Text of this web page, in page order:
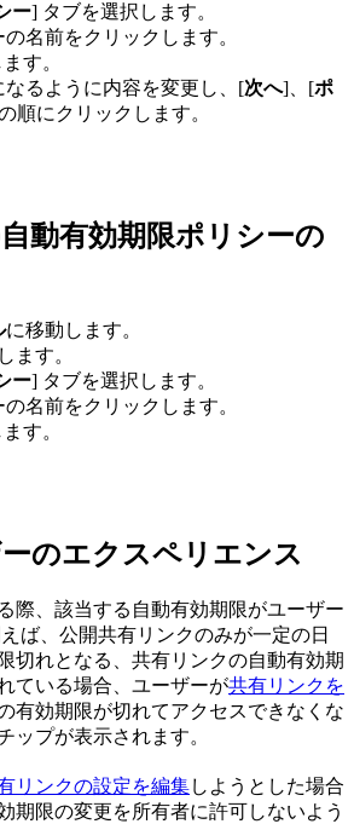
ー] タブを選択します。
名前をクリックします。
す。
るように内容を変更し、[次へ]、[ポ
順にクリックします。
動有効期限ポリシーの
に移動します。
ます。
ー] タブを選択します。
名前をクリックします。
す。
のエクスペリエンス
際、該当する自動有効期限がユーザー
ば、公開共有リンクのみが一定の日
切れとなる、共有リンクの自動有効期
ている場合、ユーザーが共有リンクを
有効期限が切れてアクセスできなくな
ップが表示されます。
リンクの設定を編集しようとした場合
期限の変更を所有者に許可しないよう